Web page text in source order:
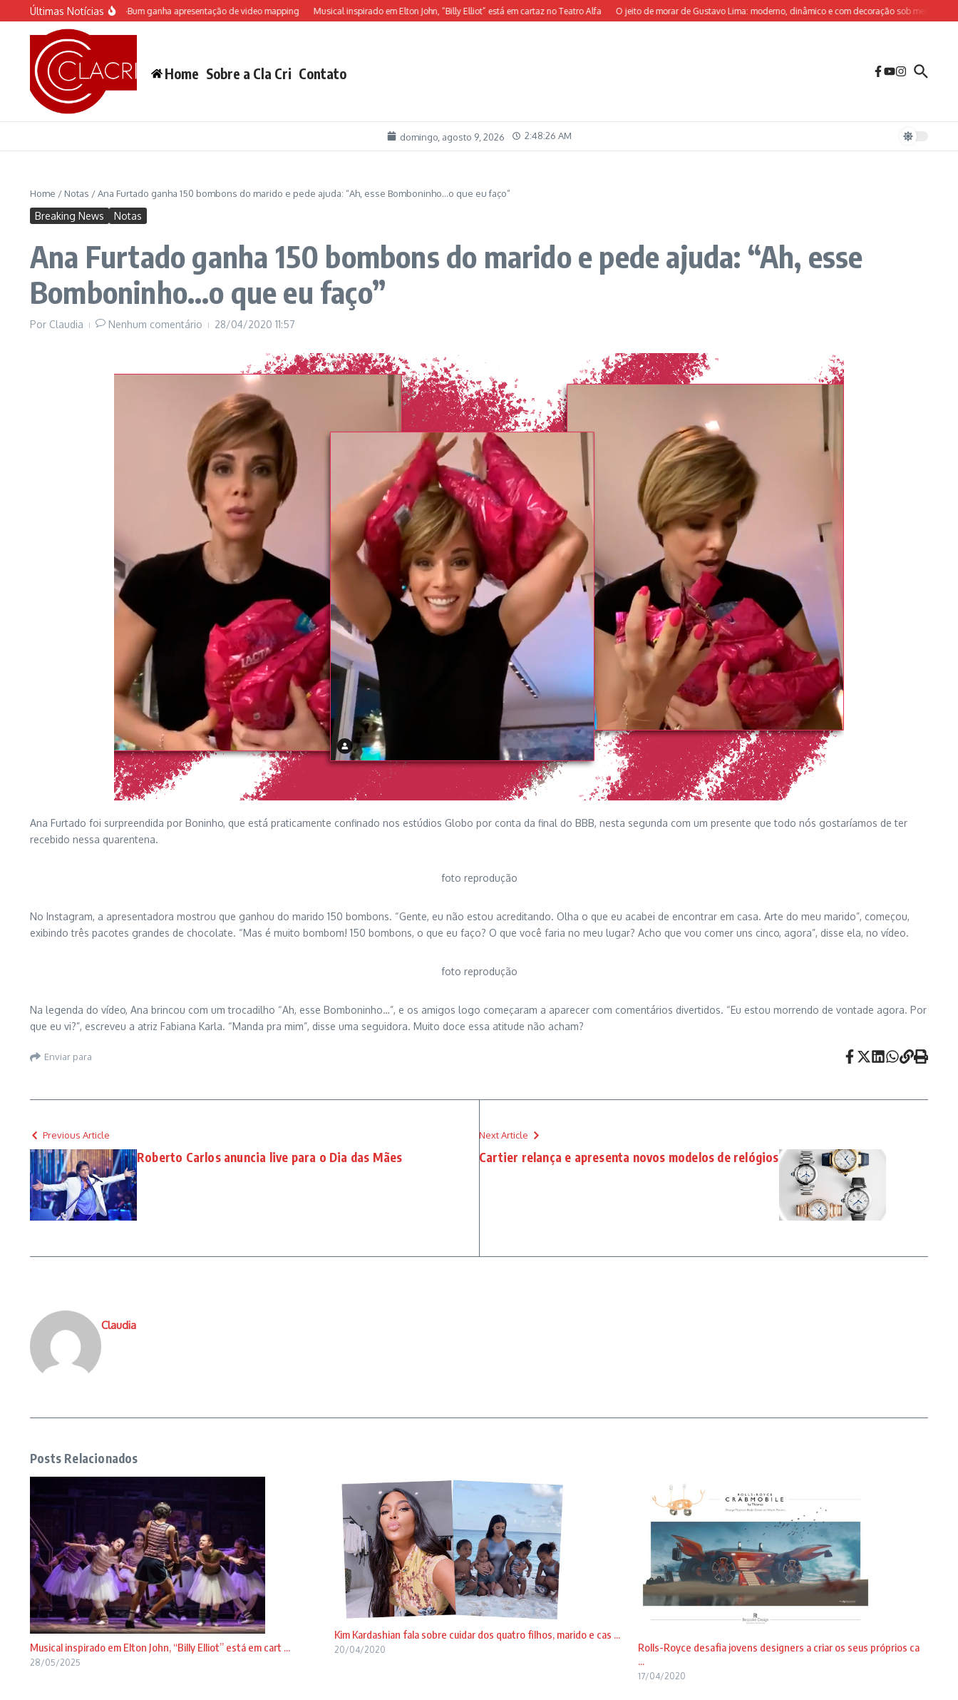
Ir para o conteúdo
Últimas Notícias
do Castelo “Rá-Tim-Bum ganha apresentação de video mapping Musical inspirado em Elton John, “Billy Elliot” está em cartaz no Teatro Alfa O jeito de morar de Gustavo Lima: moderno, dinâmico e com decoração sob medida para o
Home Sobre a Cla Cri Contato
domingo, agosto 9, 2026 2:48:27 AM
Home / Notas /Ana Furtado ganha 150 bombons do marido e pede ajuda: “Ah, esse Bomboninho…o que eu faço”
Breaking News Notas
Ana Furtado ganha 150 bombons do marido e pede ajuda: “Ah, esse
Bomboninho…o que eu faço”
Por Claudia Nenhum comentário 28/04/2020 11:57
Ana Furtado foi surpreendida por Boninho, que está praticamente confinado nos estúdios Globo por conta da final do BBB, nesta segunda com um presente que todo nós gostaríamos de ter
recebido nessa quarentena.
foto reprodução
No Instagram, a apresentadora mostrou que ganhou do marido 150 bombons. “Gente, eu não estou acreditando. Olha o que eu acabei de encontrar em casa. Arte do meu marido”, começou,
exibindo três pacotes grandes de chocolate. “Mas é muito bombom! 150 bombons, o que eu faço? O que você faria no meu lugar? Acho que vou comer uns cinco, agora”, disse ela, no vídeo.
foto reprodução
Na legenda do vídeo, Ana brincou com um trocadilho “Ah, esse Bomboninho…”, e os amigos logo começaram a aparecer com comentários divertidos. “Eu estou morrendo de vontade agora. Por
que eu vi?”, escreveu a atriz Fabiana Karla. “Manda pra mim”, disse uma seguidora. Muito doce essa atitude não acham?
Enviar para
Previous Article
Roberto Carlos anuncia live para o Dia das Mães
Next Article
Cartier relança e apresenta novos modelos de relógios
Claudia
Posts Relacionados
Musical inspirado em Elton John, “Billy Elliot” está em cart ...
28/05/2025
Kim Kardashian fala sobre cuidar dos quatro filhos, marido e cas ...
20/04/2020
Rolls-Royce desafia jovens designers a criar os seus próprios ca
...
17/04/2020